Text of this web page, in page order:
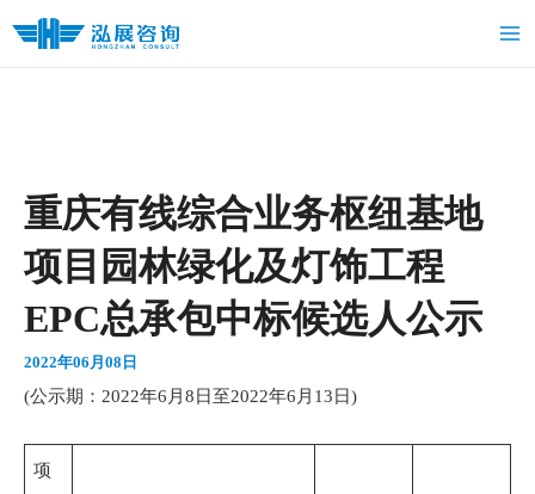
重庆有线综合业务枢纽基地
项目园林绿化及灯饰工程
EPC总承包中标候选人公示
2022年06月08日
(公示期：2022年6月8日至2022年6月13日)
项